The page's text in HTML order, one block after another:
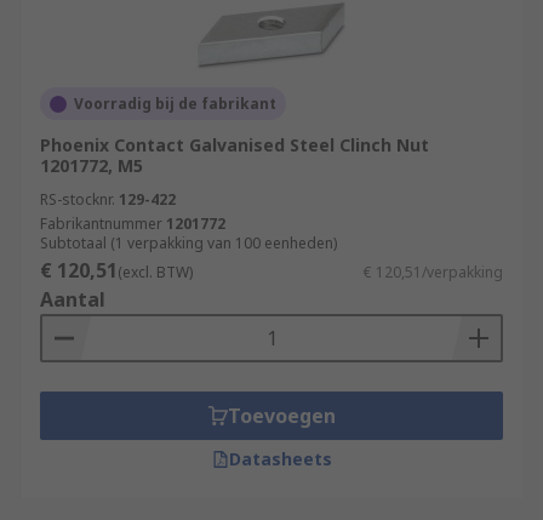
Voorradig bij de fabrikant
Phoenix Contact Galvanised Steel Clinch Nut
1201772, M5
RS-stocknr. 129-422
Fabrikantnummer 1201772
Subtotaal (1 verpakking van 100 eenheden)
€ 120,51(excl. BTW) € 120,51/verpakking
Aantal
Toevoegen
Datasheets